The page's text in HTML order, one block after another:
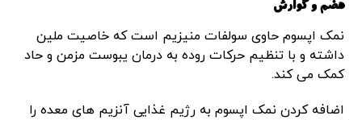
هضم و گوارش
نمک اپسوم حاوی سولفات منیزیم است که خاصیت ملین
داشته و با تنظیم حرکات روده به درمان یبوست مزمن و حاد
کمک می کند.
اضافه کردن نمک اپسوم به رژیم غذایی آنزیم های معده را